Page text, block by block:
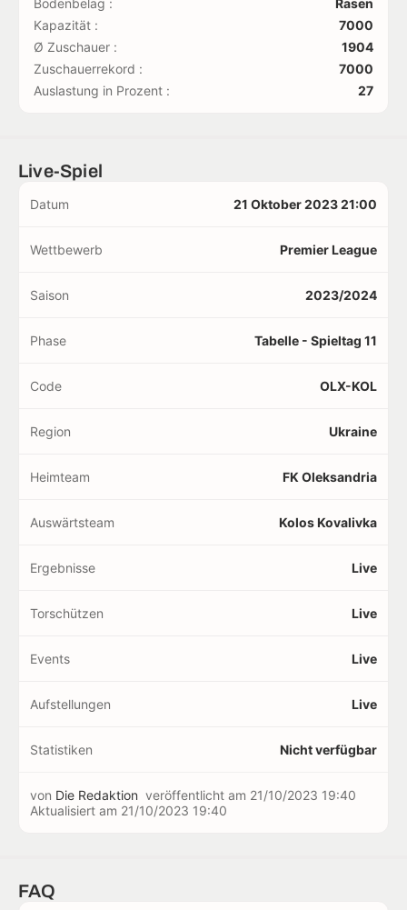
Kapazität :
7000
Ø Zuschauer :
1904
Zuschauerrekord :
7000
Auslastung in Prozent :
27
Live-Spiel
Datum 21 Oktober 2023 21:00
Wettbewerb Premier League
Saison 2023/2024
Phase Tabelle - Spieltag 11
Code OLX-KOL
Region Ukraine
Heimteam FK Oleksandria
Auswärtsteam Kolos Kovalivka
Ergebnisse Live
Torschützen Live
Events Live
Aufstellungen Live
Statistiken Nicht verfügbar
von Die Redaktion veröffentlicht am 21/10/2023 19:40
Aktualisiert am 21/10/2023 19:40
FAQ